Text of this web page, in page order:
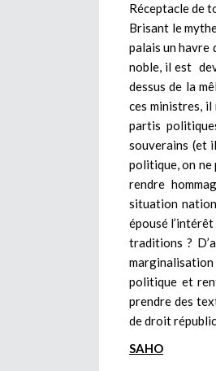
Réceptacle de
Brisant le
palais un havre
noble, il est
dessus de la
ces ministres, il
partis
souverains (et
politique, on ne
rendre
situation
épousé
traditions ?
politique et
prendre des
de droit
SAHO